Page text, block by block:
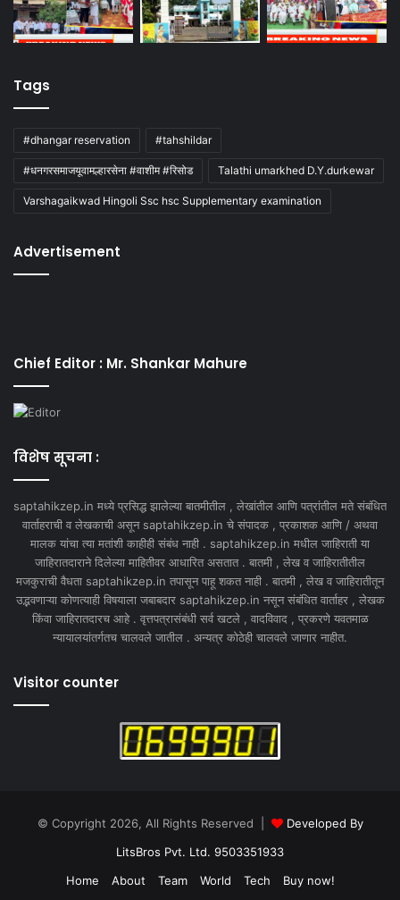
Tags
#dhangar reservation #tahshildar
#धनगरसमाजयूवामल्हारसेना #वाशीम #रिसोड Talathi umarkhed D.Y.durkewar
Varshagaikwad Hingoli Ssc hsc Supplementary examination
Advertisement
Chief Editor : Mr. Shankar Mahure
विशेष सूचना :
saptahikzep.in मध्ये प्रसिद्ध झालेल्या बातमीतील , लेखांतील आणि पत्रांतील मते संबंधित
वार्ताहराची व लेखकाची असून saptahikzep.in चे संपादक , प्रकाशक आणि / अथवा
मालक यांचा त्या मतांशी काहीही संबंध नाही . saptahikzep.in मधील जाहिराती या
जाहिरातदाराने दिलेल्या माहितीवर आधारित असतात . बातमी , लेख व जाहिरातीतील
मजकुराची वैधता saptahikzep.in तपासून पाहू शकत नाही . बातमी , लेख व जाहिरातीतून
उद्भवणाऱ्या कोणत्याही विषयाला जबाबदार saptahikzep.in नसून संबंधित वार्ताहर , लेखक
किंवा जाहिरातदारच आहे . वृत्तपत्रासंबंधी सर्व खटले , वादविवाद , प्रकरणे यवतमाळ
न्यायालयांतर्गतच चालवले जातील . अन्यत्र कोठेही चालवले जाणार नाहीत.
Visitor counter
© Copyright 2026, All Rights Reserved |
Developed By
LitsBros Pvt. Ltd. 9503351933
Home
About Team World Tech Buy now!